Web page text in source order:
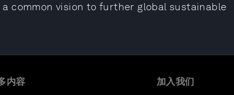
common vision to further global sustainable
内容 加入我们